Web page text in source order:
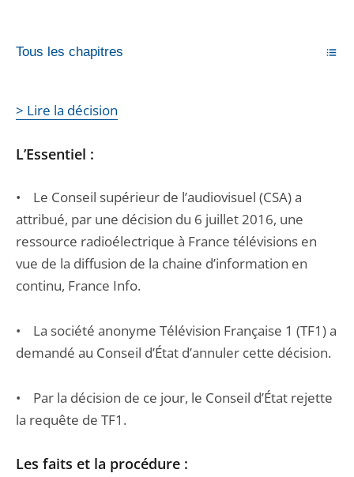
Tous les chapitres
> Lire la décision
L’Essentiel :
• Le Conseil supérieur de l’audiovisuel (CSA) a
attribué, par une décision du 6 juillet 2016, une
ressource radioélectrique à France télévisions en
vue de la diffusion de la chaine d’information en
continu, France Info.
• La société anonyme Télévision Française 1 (TF1) a
demandé au Conseil d’État d’annuler cette décision.
• Par la décision de ce jour, le Conseil d’État rejette
la requête de TF1.
Les faits et la procédure :